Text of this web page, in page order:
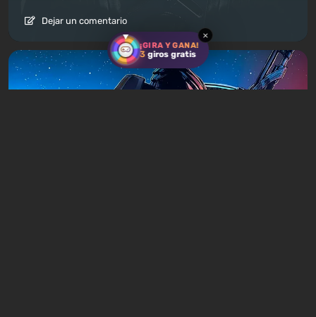
¡GIRA Y GANA!
3 giros gratis
×
Dejar un comentario